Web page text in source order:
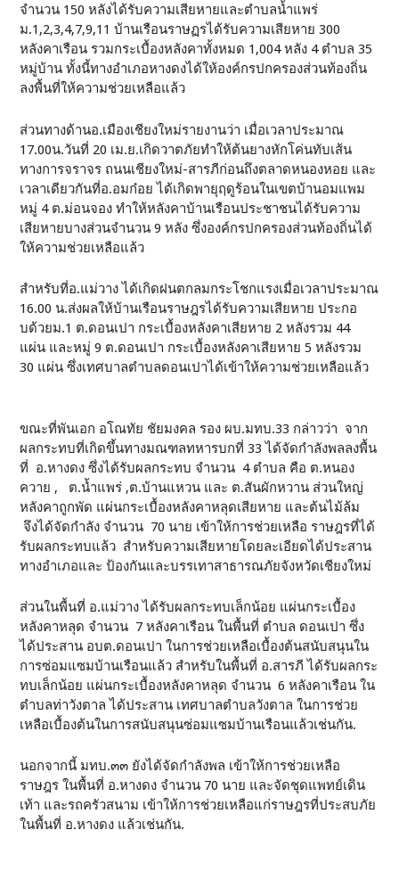
จำนวน 150 หลังได้รับความเสียหายและตำบลน้ำแพร่
ม.1,2,3,4,7,9,11 บ้านเรือนราษฏรได้รับความเสียหาย 300
หลังคาเรือน รวมกระเบื้องหลังคาทั้งหมด 1,004 หลัง 4 ตำบล 35
หมู่บ้าน ทั้งนี้ทางอำเภอหางดงได้ให้องค์กรปกครองส่วนท้องถิ่น
ลงพื้นที่ให้ความช่วยเหลือแล้ว
ส่วนทางด้านอ.เมืองเชียงใหม่รายงานว่า เมื่อเวลาประมาณ
17.00น.วันที่ 20 เม.ย.เกิดวาตภัยทำให้ต้นยางหักโค่นทับเส้น
ทางการจราจร ถนนเชียงใหม่-สารภีก่อนถึงตลาดหนองหอย และ
เวลาเดียวกันที่อ.อมก๋อย ได้เกิดพายุฤดูร้อนในเขตบ้านอมแพม
หมู่ 4 ต.ม่อนจอง ทำให้หลังคาบ้านเรือนประชาชนได้รับความ
เสียหายบางส่วนจำนวน 9 หลัง ซึ่งองค์กรปกครองส่วนท้องถิ่นได้
ให้ความช่วยเหลือแล้ว
สำหรับที่อ.แม่วาง ได้เกิดฝนตกลมกระโชกแรงเมื่อเวลาประมาณ
16.00 น.ส่งผลให้บ้านเรือนราษฎรได้รับความเสียหาย ประกอ
บด้วยม.1 ต.ดอนเปา กระเบื้องหลังคาเสียหาย 2 หลังรวม 44
แผ่น และหมู่ 9 ต.ดอนเปา กระเบื้องหลังคาเสียหาย 5 หลังรวม
30 แผ่น ซึ่งเทศบาลตำบลดอนเปาได้เข้าให้ความช่วยเหลือแล้ว
ขณะที่พันเอก อโณทัย ชัยมงคล รอง ผบ.มทบ.33 กล่าวว่า จาก
ผลกระทบที่เกิดขึ้นทางมณฑลทหารบกที่ 33 ได้จัดกำลังพลลงพื้น
ที่ อ.หางดง ซึ่งได้รับผลกระทบ จำนวน 4 ตำบล คือ ต.หนอง
ควาย , ต.น้ำแพร่ ,ต.บ้านแหวน และ ต.สันผักหวาน ส่วนใหญ่
หลังคาถูกพัด แผ่นกระเบื้องหลังคาหลุดเสียหาย และต้นไม้ล้ม
จึงได้จัดกำลัง จำนวน 70 นาย เข้าให้การช่วยเหลือ ราษฎรที่ได้
รับผลกระทบแล้ว สำหรับความเสียหายโดยละเอียดได้ประสาน
ทางอำเภอและ ป้องกันและบรรเทาสาธารณภัยจังหวัดเชียงใหม่
ส่วนในพื้นที่ อ.แม่วาง ได้รับผลกระทบเล็กน้อย แผ่นกระเบื้อง
หลังคาหลุด จำนวน 7 หลังคาเรือน ในพื้นที่ ตำบล ดอนเปา ซึ่ง
ได้ประสาน อบต.ดอนเปา ในการช่วยเหลือเบื้องต้นสนับสนุนใน
การซ่อมแซมบ้านเรือนแล้ว สำหรับในพื้นที่ อ.สารภี ได้รับผลกระ
ทบเล็กน้อย แผ่นกระเบื้องหลังคาหลุด จำนวน 6 หลังคาเรือน ใน
ตำบลท่าวังตาล ได้ประสาน เทศบาลตำบลวังตาล ในการช่วย
เหลือเบื้องต้นในการสนับสนุนซ่อมแซมบ้านเรือนแล้วเช่นกัน.
นอกจากนี้ มทบ.๓๓ ยังได้จัดกำลังพล เข้าให้การช่วยเหลือ
ราษฎร ในพื้นที่ อ.หางดง จำนวน 70 นาย และจัดชุดแพทย์เดิน
เท้า และรถครัวสนาม เข้าให้การช่วยเหลือแก่ราษฎรที่ประสบภัย
ในพื้นที่ อ.หางดง แล้วเช่นกัน.